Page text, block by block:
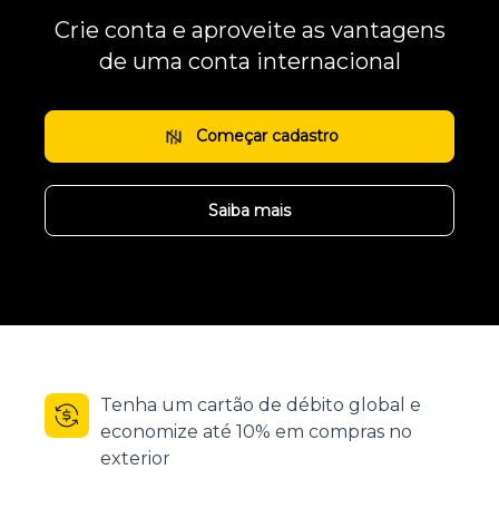
Crie conta e aproveite as vantagens
de uma conta internacional
Começar cadastro
Saiba mais
Tenha um cartão de débito global e
economize até 10% em compras no
exterior